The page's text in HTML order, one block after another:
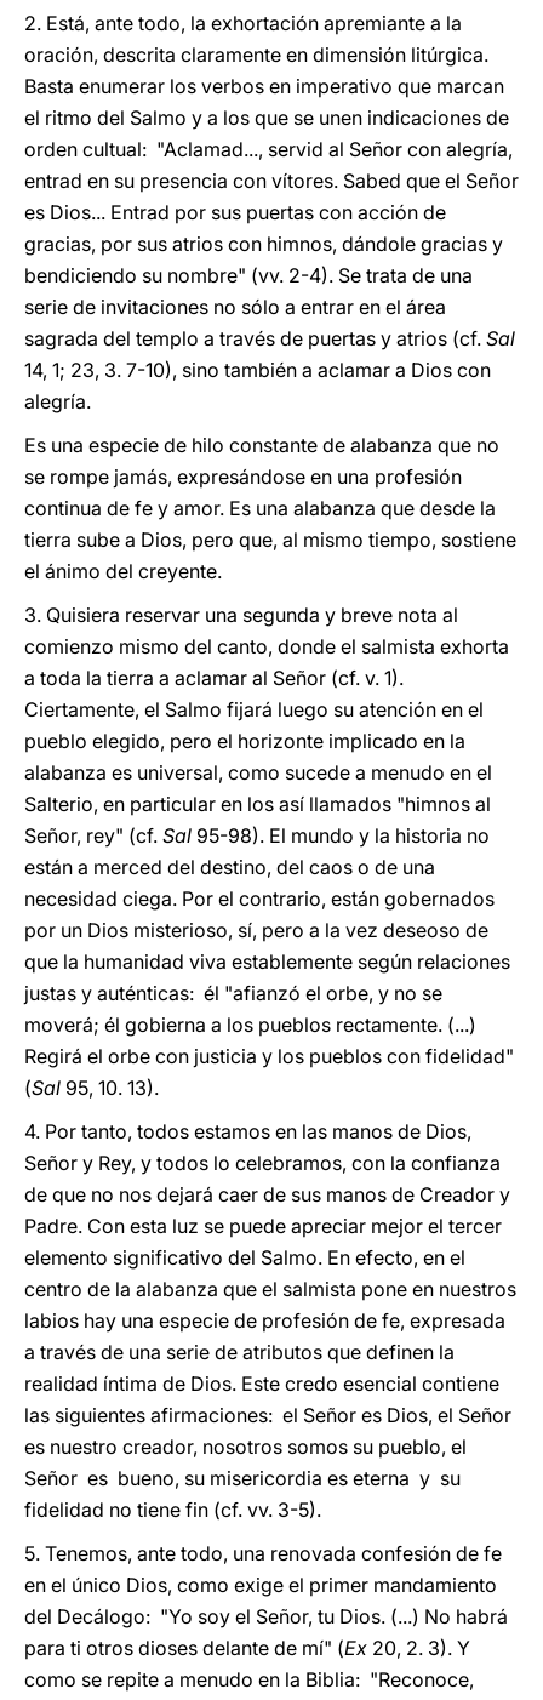
2. Está, ante todo, la exhortación apremiante a la
oración, descrita claramente en dimensión litúrgica.
Basta enumerar los verbos en imperativo que marcan
el ritmo del Salmo y a los que se unen indicaciones de
orden cultual: "Aclamad..., servid al Señor con alegría,
entrad en su presencia con vítores. Sabed que el Señor
es Dios... Entrad por sus puertas con acción de
gracias, por sus atrios con himnos, dándole gracias y
bendiciendo su nombre" (vv. 2-4). Se trata de una
serie de invitaciones no sólo a entrar en el área
sagrada del templo a través de puertas y atrios (cf. Sal
14, 1; 23, 3. 7-10), sino también a aclamar a Dios con
alegría.
Es una especie de hilo constante de alabanza que no
se rompe jamás, expresándose en una profesión
continua de fe y amor. Es una alabanza que desde la
tierra sube a Dios, pero que, al mismo tiempo, sostiene
el ánimo del creyente.
3. Quisiera reservar una segunda y breve nota al
comienzo mismo del canto, donde el salmista exhorta
a toda la tierra a aclamar al Señor (cf. v. 1).
Ciertamente, el Salmo fijará luego su atención en el
pueblo elegido, pero el horizonte implicado en la
alabanza es universal, como sucede a menudo en el
Salterio, en particular en los así llamados "himnos al
Señor, rey" (cf. Sal 95-98). El mundo y la historia no
están a merced del destino, del caos o de una
necesidad ciega. Por el contrario, están gobernados
por un Dios misterioso, sí, pero a la vez deseoso de
que la humanidad viva establemente según relaciones
justas y auténticas: él "afianzó el orbe, y no se
moverá; él gobierna a los pueblos rectamente. (...)
Regirá el orbe con justicia y los pueblos con fidelidad"
(Sal 95, 10. 13).
4. Por tanto, todos estamos en las manos de Dios,
Señor y Rey, y todos lo celebramos, con la confianza
de que no nos dejará caer de sus manos de Creador y
Padre. Con esta luz se puede apreciar mejor el tercer
elemento significativo del Salmo. En efecto, en el
centro de la alabanza que el salmista pone en nuestros
labios hay una especie de profesión de fe, expresada
a través de una serie de atributos que definen la
realidad íntima de Dios. Este credo esencial contiene
las siguientes afirmaciones: el Señor es Dios, el Señor
es nuestro creador, nosotros somos su pueblo, el
Señor es bueno, su misericordia es eterna y su
fidelidad no tiene fin (cf. vv. 3-5).
5. Tenemos, ante todo, una renovada confesión de fe
en el único Dios, como exige el primer mandamiento
del Decálogo: "Yo soy el Señor, tu Dios. (...) No habrá
para ti otros dioses delante de mí" (Ex 20, 2. 3). Y
como se repite a menudo en la Biblia: "Reconoce,